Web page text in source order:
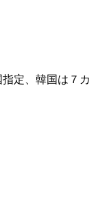
定、韓国は７カ